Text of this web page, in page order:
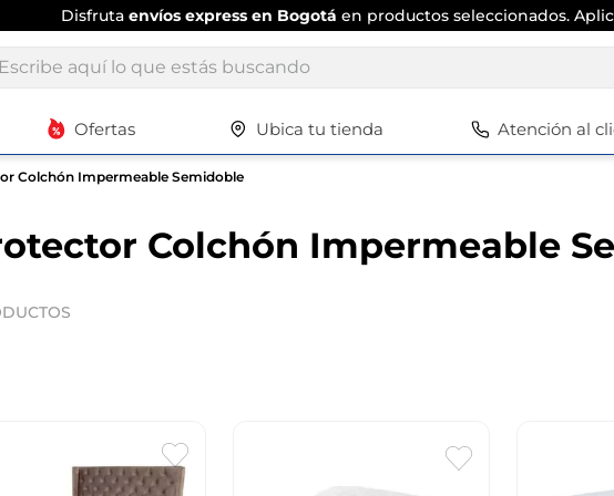
Disfruta envíos express en Bogotá en productos seleccionados.
aquí lo que estás buscando
Ofertas Ubica tu tienda Atención al
Colchón Impermeable Semidoble
Colchón Impermeable
Términos más buscados
1.
scrub daddy
3.
vajilla
8.
9.